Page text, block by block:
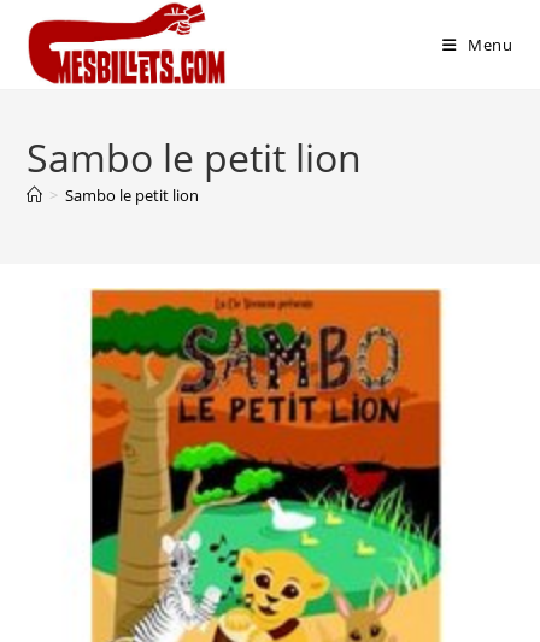
Menu
Sambo le petit lion
> Sambo le petit lion